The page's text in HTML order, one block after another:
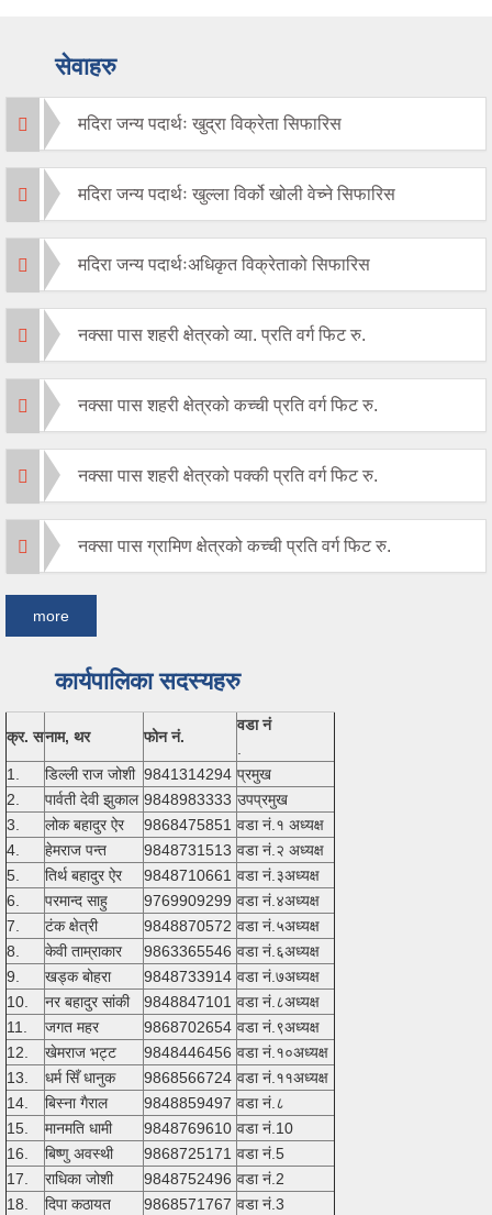
सेवाहरु
मदिरा जन्य पदार्थः खुद्रा विक्रेता सिफारिस
मदिरा जन्य पदार्थः खुल्ला विर्को खोली वेच्ने सिफारिस
मदिरा जन्य पदार्थःअधिकृत विक्रेताको सिफारिस
नक्सा पास शहरी क्षेत्रको व्या. प्रति वर्ग फिट रु.
नक्सा पास शहरी क्षेत्रको कच्ची प्रति वर्ग फिट रु.
नक्सा पास शहरी क्षेत्रको पक्की प्रति वर्ग फिट रु.
नक्सा पास ग्रामिण क्षेत्रको कच्ची प्रति वर्ग फिट रु.
more
कार्यपालिका सदस्यहरु
क्र. सनाम, थर फोन नं.
वडा नं
1.
डिल्ली राज जोशी 9841314294 प्रमुख
2.
पार्वती देवी झुकाल 9848983333 उपप्रमुख
3.
लोक बहादुर ऐर 9868475851 वडा नं.१ अध्यक्ष
4.
हेमराज पन्त 9848731513 वडा नं.२ अध्यक्ष
5.
तिर्थ बहादुर ऐर 9848710661 वडा नं.३अध्यक्ष
6.
परमान्द साहु 9769909299 वडा नं.४अध्यक्ष
7.
टंक क्षेत्री 9848870572 वडा नं.५अध्यक्ष
8.
केवी ताम्राकार 9863365546 वडा नं.६अध्यक्ष
9.
खड्क बोहरा 9848733914 वडा नं.७अध्यक्ष
10.
नर बहादुर सांकी 9848847101 वडा नं.८अध्यक्ष
11.
जगत महर 9868702654 वडा नं.९अध्यक्ष
12.
खेमराज भट्ट 9848446456 वडा नं.१०अध्यक्ष
13.
धर्म सिँ धानुक 9868566724 वडा नं.११अध्यक्ष
14.
बिस्ना गैराल 9848859497 वडा नं.८
15.
मानमति धामी 9848769610 वडा नं.10
16.
बिष्णु अवस्थी 9868725171 वडा नं.5
17.
राधिका जोशी 9848752496 वडा नं.2
18.
दिपा कठायत 9868571767 वडा नं.3